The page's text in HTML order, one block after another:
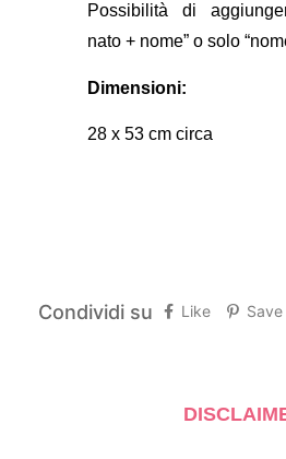
Possibilità di
nato + nome” o solo
Dimensioni:
28 x 53 cm circa
Condividi su Like Save